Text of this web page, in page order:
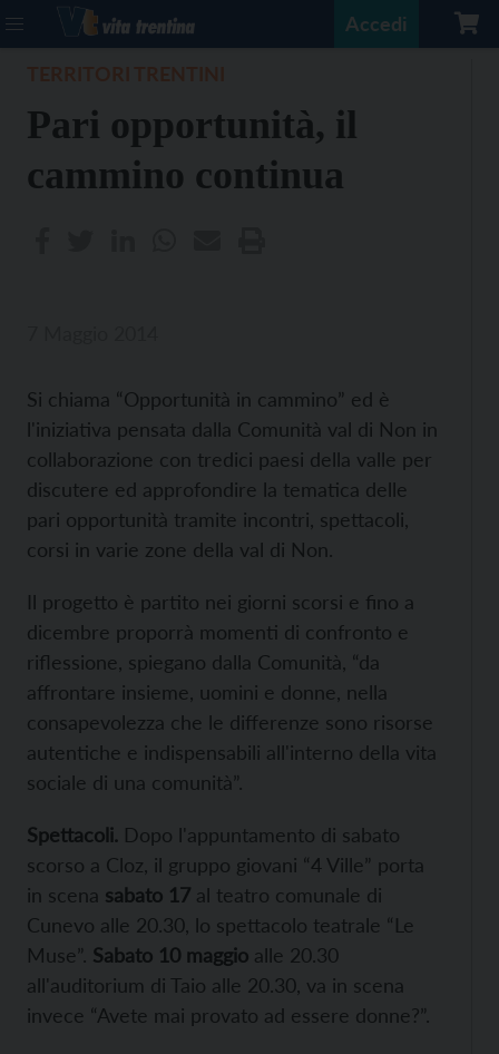
Accedi
Pari opportunità, il
cammino continua
Si chiama “Opportunità in cammino” ed è
l'iniziativa pensata dalla Comunità val di Non in
collaborazione con tredici paesi della valle per
discutere ed approfondire la tematica delle
pari opportunità tramite incontri, spettacoli,
corsi in varie zone della val di Non.
Il progetto è partito nei giorni scorsi e fino a
dicembre proporrà momenti di confronto e
riflessione, spiegano dalla Comunità, “da
affrontare insieme, uomini e donne, nella
consapevolezza che le differenze sono risorse
autentiche e indispensabili all'interno della vita
sociale di una comunità”.
Spettacoli. Dopo l'appuntamento di sabato
scorso a Cloz, il gruppo giovani “4 Ville” porta
in scena sabato 17 al teatro comunale di
Cunevo alle 20.30, lo spettacolo teatrale “Le
Muse”. Sabato 10 maggio alle 20.30
all'auditorium di Taio alle 20.30, va in scena
invece “Avete mai provato ad essere donne?”.